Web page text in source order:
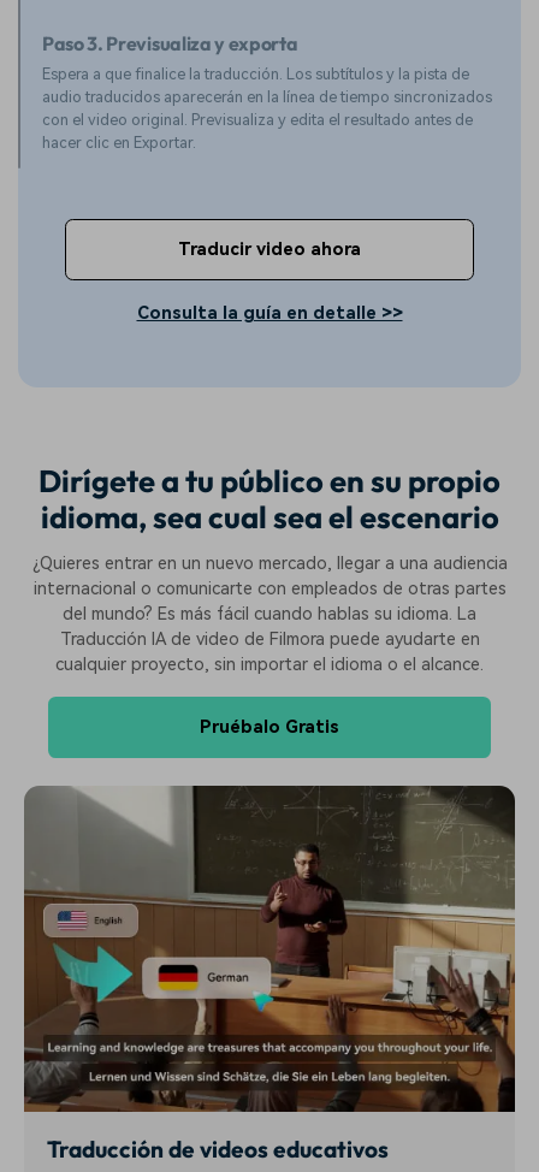
Paso 3. Previsualiza y exporta
Espera a que finalice la traducción. Los subtítulos y la pista de
audio traducidos aparecerán en la línea de tiempo sincronizados
con el video original. Previsualiza y edita el resultado antes de
hacer clic en Exportar.
Traducir video ahora
Consulta la guía en detalle >>
Dirígete a tu público en su propio
idioma, sea cual sea el escenario
¿Quieres entrar en un nuevo mercado, llegar a una audiencia
internacional o comunicarte con empleados de otras partes
del mundo? Es más fácil cuando hablas su idioma. La
Traducción IA de video de Filmora puede ayudarte en
cualquier proyecto, sin importar el idioma o el alcance.
Pruébalo Gratis
Traducción de videos educativos